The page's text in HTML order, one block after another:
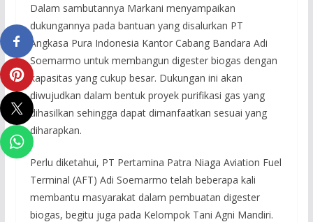
Dalam sambutannya Markani menyampaikan
dukungannya pada bantuan yang disalurkan PT
Angkasa Pura Indonesia Kantor Cabang Bandara Adi
Soemarmo untuk membangun digester biogas dengan
kapasitas yang cukup besar. Dukungan ini akan
diwujudkan dalam bentuk proyek purifikasi gas yang
dihasilkan sehingga dapat dimanfaatkan sesuai yang
diharapkan.
Perlu diketahui, PT Pertamina Patra Niaga Aviation Fuel
Terminal (AFT) Adi Soemarmo telah beberapa kali
membantu masyarakat dalam pembuatan digester
biogas, begitu juga pada Kelompok Tani Agni Mandiri.